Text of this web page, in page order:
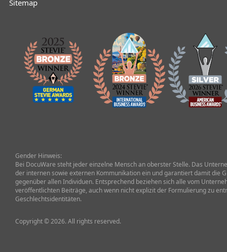
Sitemap
Gender Hinweis:
Bei DocuWare steht jeder einzelne Mensch an oberster Stelle. Das
der internen sowie externen Kommunikation ein und garantiert damit die
gegenüber allen Individuen. Entsprechend beziehen sich alle vom
veröffentlichten Beiträge, auch wenn nicht explizit der Formulierung zu
Geschlechtsidentitäten.
Copyright © 2026. All rights reserved.